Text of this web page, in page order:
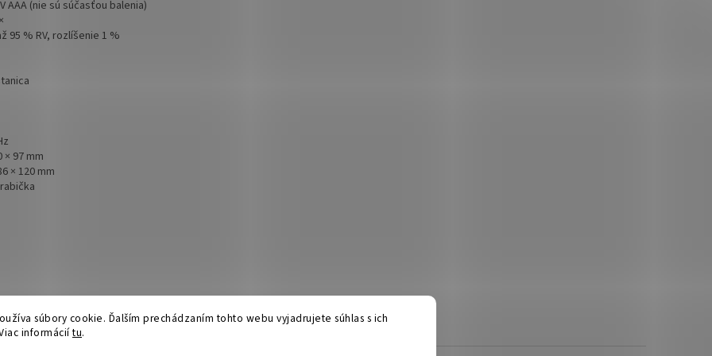
súbory cookie. Ďalším prechádzaním tohto webu vyjadrujete súhlas s ich
informáciítu.
AAA (nie sú súčasťou balenia)
95 % RV, rozlíšenie 1 %
× 97 mm
× 120 mm